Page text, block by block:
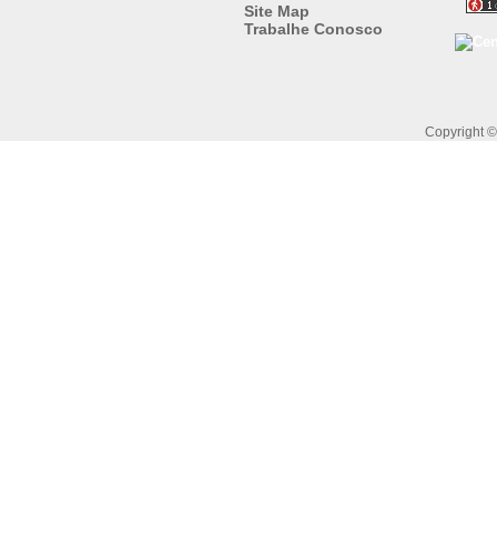
Copyright
Site Map
Trabalhe Conosco